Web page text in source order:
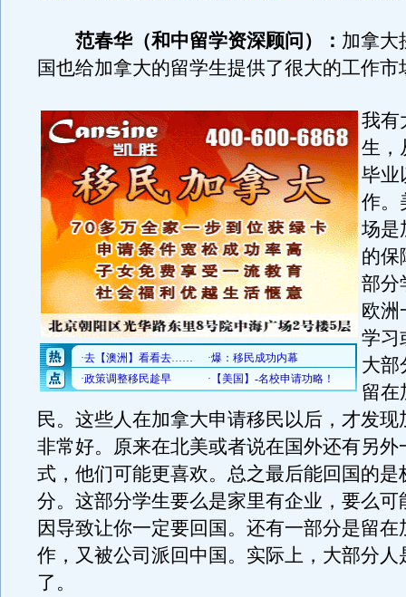
范春华（和中留学资深顾问）： 加拿大
国也给加拿大的留学生提供了很大的工作市
我有
生，
毕业
作。
场是
的保
部分
欧洲
学习
大部
留在
民。这些人在加拿大申请移民以后，才发现
非常好。原来在北美或者说在国外还有另外
式，他们可能更喜欢。总之最后能回国的是
分。这部分学生要么是家里有企业，要么可
因导致让你一定要回国。还有一部分是留在
作，又被公司派回中国。实际上，大部分人
了。